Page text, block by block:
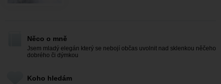
Něco o mně
Jsem mladý elegán který se nebojí občas uvolnit nad sklenkou něčeho
dobrého či dýmkou
Koho hledám